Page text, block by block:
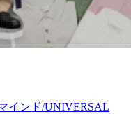
インド/UNIVERSAL